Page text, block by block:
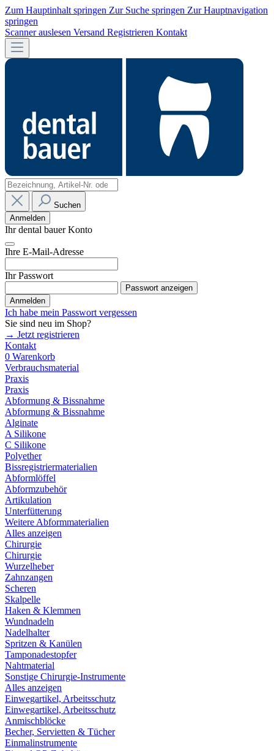
Zum Hauptinhalt springen Zur Suche springen Zur Hauptnavigation
springen
Scanner auslesen Versand Registrieren Kontakt
Suchen
Anmelden
Ihr dental bauer Konto
Ihre E-Mail-Adresse
Ihr Passwort
Passwort anzeigen
Anmelden
Ich habe mein Passwort vergessen
Sie sind neu im Shop?
→ Jetzt registrieren
Kontakt
0 Warenkorb
Verbrauchsmaterial
Praxis
Praxis
Abformung & Bissnahme
Abformung & Bissnahme
Alginate
A Silikone
C Silikone
Polyether
Bissregistriermaterialien
Abformlöffel
Abformzubehör
Artikulation
Unterfütterung
Weitere Abformmaterialien
Alles anzeigen
Chirurgie
Chirurgie
Wurzelheber
Zahnzangen
Scheren
Skalpelle
Haken & Klemmen
Wundnadeln
Nadelhalter
Spritzen & Kanülen
Tamponadestopfer
Nahtmaterial
Sonstige Chirurgie-Instrumente
Alles anzeigen
Einwegartikel, Arbeitsschutz
Einwegartikel, Arbeitsschutz
Anmischblöcke
Becher, Servietten & Tücher
Einmalinstrumente